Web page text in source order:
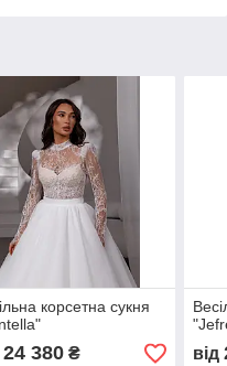
корсетна сукня
24 380₴ від